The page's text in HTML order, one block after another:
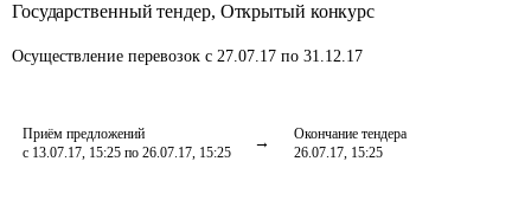
Государственный тендер, Открытый конкурс
Осуществление перевозок с 27.07.17 по 31.12.17
Приём предложений
с 13.07.17, 15:25 по 26.07.17, 15:25
Окончание тендера
26.07.17, 15:25